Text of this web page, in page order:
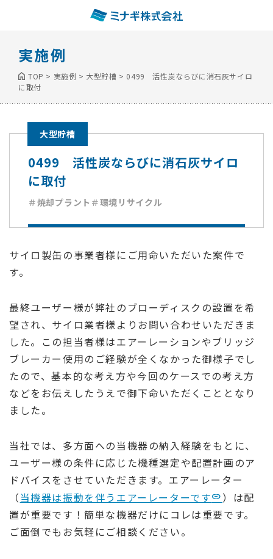
実施例
TOP > 実施例 > 大型貯槽 > 0499 活性炭ならびに消石灰サイロ
に取付
大型貯槽
0499 活性炭ならびに消石灰サイロ
に取付
＃焼却プラント ＃環境リサイクル
サイロ製缶の事業者様にご用命いただいた案件で
す。
最終ユーザー様が弊社のブローディスクの設置を希
望され、サイロ業者様よりお問い合わせいただきま
した。この担当者様はエアーレーションやブリッジ
ブレーカー使用のご経験が全くなかった御様子でし
たので、基本的な考え方や今回のケースでの考え方
などをお伝えしたうえで御下命いただくこととなり
ました。
当社では、多方面への当機器の納入経験をもとに、
ユーザー様の条件に応じた機種選定や配置計画のア
ドバイスをさせていただきます。エアーレーター
（当機器は振動を伴うエアーレーターです
）は配
置が重要です！簡単な機器だけにコレは重要です。
ご面倒でもお気軽にご相談ください。